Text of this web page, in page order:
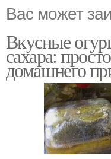
Вас может
Вкусные
сахара:
домашнего